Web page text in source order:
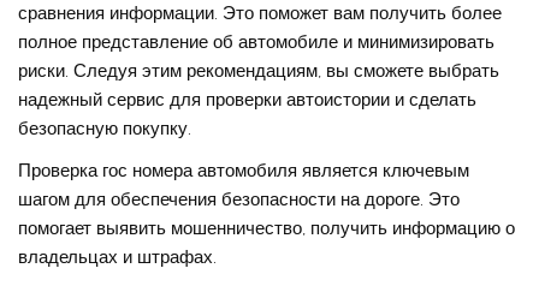
сравнения информации. Это поможет вам получить более
полное представление об автомобиле и минимизировать
риски. Следуя этим рекомендациям, вы сможете выбрать
надежный сервис для проверки автоистории и сделать
безопасную покупку.
Проверка гос номера автомобиля является ключевым
шагом для обеспечения безопасности на дороге. Это
помогает выявить мошенничество, получить информацию о
владельцах и штрафах.